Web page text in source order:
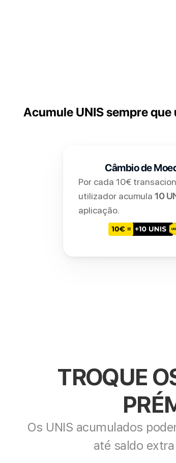
Acumule UNIS sempre
Câmbio de
Por cada 10€
utilizador acumula 10
aplicação.
TROQUE
Os UNIS acumulados
até saldo